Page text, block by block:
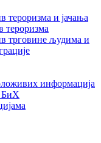
тероризма и јачања
тероризма
трговине људима и
информација
БиХ